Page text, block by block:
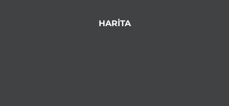
HARİTA